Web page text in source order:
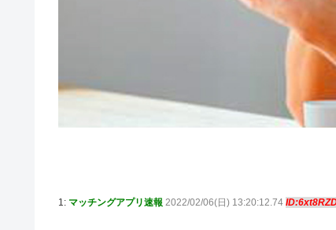
1: マッチングアプリ速報 2022/02/06(日) 13:20:12.74